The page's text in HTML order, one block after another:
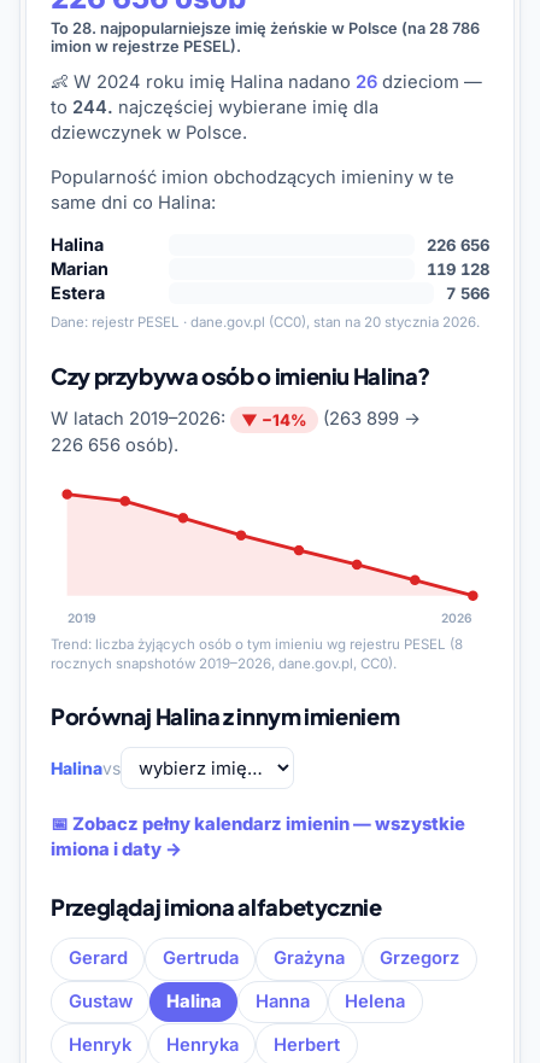
To 28. najpopularniejsze imię żeńskie w Polsce (na 28 786
imion w rejestrze PESEL).
👶 W 2024 roku imię Halina nadano 26 dzieciom —
to 244. najczęściej wybierane imię dla
dziewczynek w Polsce.
Popularność imion obchodzących imieniny w te
same dni co Halina:
Halina 226 656
Marian 119 128
Estera 7 566
Dane: rejestr PESEL · dane.gov.pl (CC0), stan na 20 stycznia 2026.
Czy przybywa osób o imieniu Halina?
W latach 2019–2026: ▼ −14% (263 899 →
226 656 osób).
2019 2026
Trend: liczba żyjących osób o tym imieniu wg rejestru PESEL (8
rocznych snapshotów 2019–2026, dane.gov.pl, CC0).
Porównaj Halina z innym imieniem
Halinavs
📅 Zobacz pełny kalendarz imienin — wszystkie
imiona i daty →
Przeglądaj imiona alfabetycznie
Gerard Gertruda Grażyna
Grzegorz
Gustaw
Halina Hanna
Helena
Henryk
Henryka Herbert